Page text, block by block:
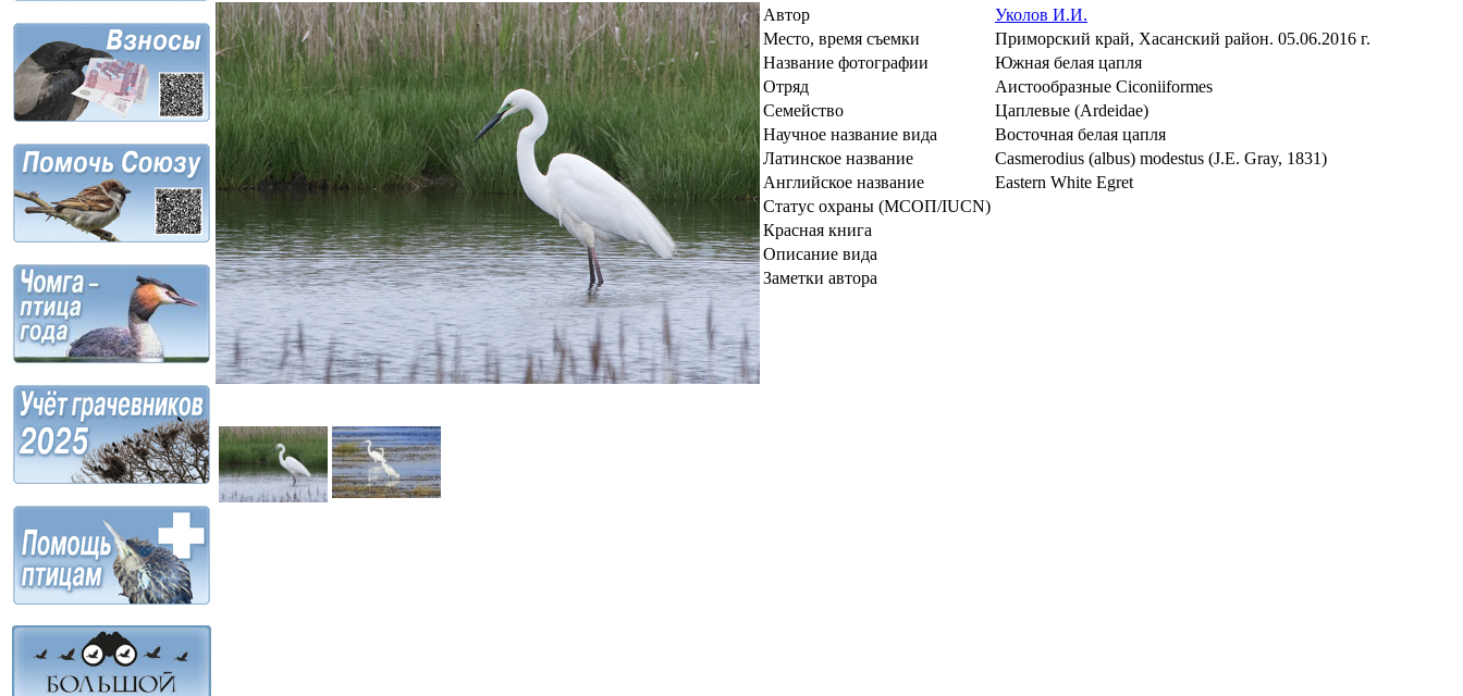
Автор
Уколов И.И.
Место, время съемки
Приморский край, Хасанский район. 05.06.2016 г.
Название фотографии
Южная белая цапля
Отряд
Аистообразные Ciconiiformes
Семейство
Цаплевые (Ardeidae)
Научное название вида
Восточная белая цапля
Латинское название
Casmerodius (albus) modestus (J.E. Gray, 1831)
Английское название
Eastern White Egret
Статус охраны (МСОП/IUCN)
Красная книга
Описание вида
Заметки автора